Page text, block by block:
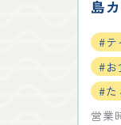
島
#テ
#お
#た
営業